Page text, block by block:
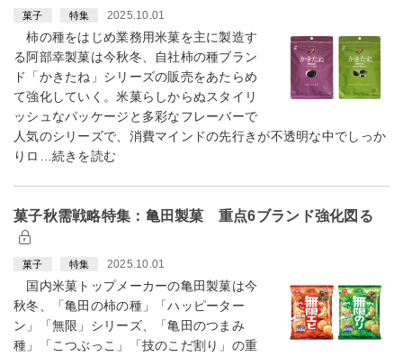
菓子 特集 2025.10.01
柿の種をはじめ業務用米菓を主に製造す
る阿部幸製菓は今秋冬、自社柿の種ブラン
ド「かきたね」シリーズの販売をあたらめ
て強化していく。米菓らしからぬスタイリ
ッシュなパッケージと多彩なフレーバーで
人気のシリーズで、消費マインドの先行きが不透明な中でしっか
りロ…続きを読む
菓子秋需戦略特集：亀田製菓 重点6ブランド強化図る
菓子 特集 2025.10.01
国内米菓トップメーカーの亀田製菓は今
秋冬、「亀田の柿の種」「ハッピーター
ン」「無限」シリーズ、「亀田のつまみ
種」「こつぶっこ」「技のこだ割り」の重